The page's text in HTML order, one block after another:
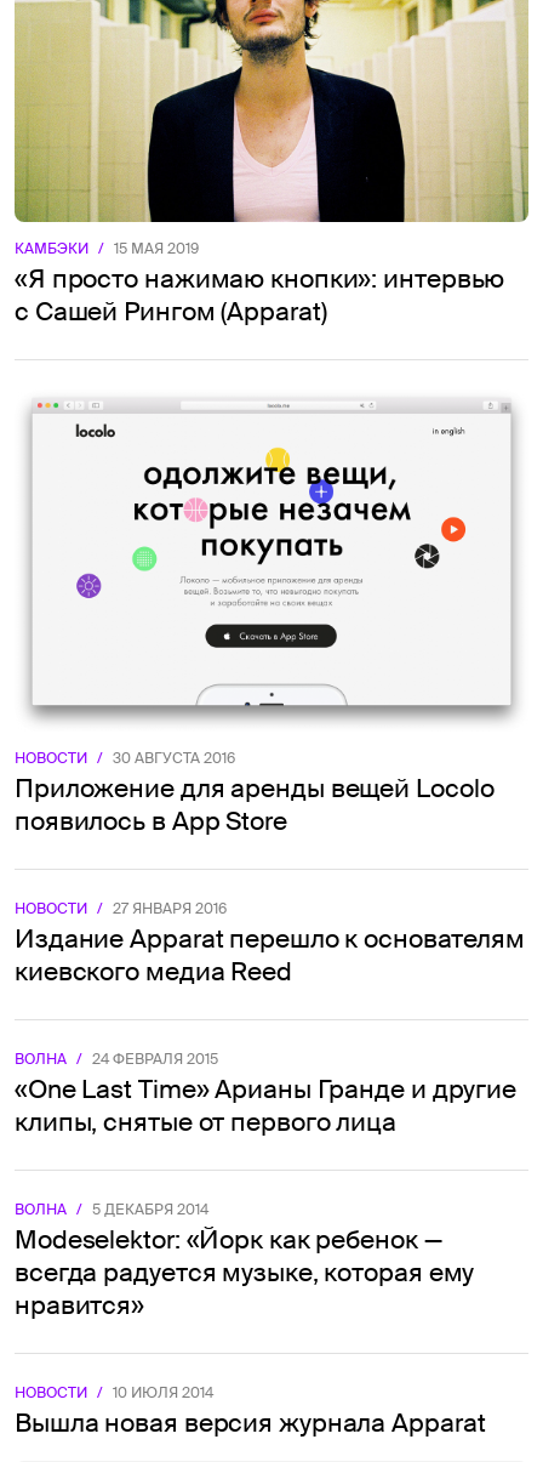
КАМБЭКИ / 15 МАЯ 2019
«Я просто нажимаю кнопки»: интервью
с Сашей Рингом (Apparat)
НОВОСТИ / 30 АВГУСТА 2016
Приложение для аренды вещей Locolo
появилось в App Store
НОВОСТИ / 27 ЯНВАРЯ 2016
Издание Apparat перешло к основателям
киевского медиа Reed
ВОЛНА / 24 ФЕВРАЛЯ 2015
«One Last Time» Арианы Гранде и другие
клипы, снятые от первого лица
ВОЛНА / 5 ДЕКАБРЯ 2014
Modeselektor: «Йорк как ребенок —
всегда радуется музыке, которая ему
нравится»
НОВОСТИ / 10 ИЮЛЯ 2014
Вышла новая версия журнала Apparat